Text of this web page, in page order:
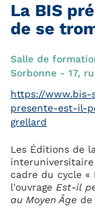
La BIS
de se
Salle de
Sorbonne - 17,
https://www.bis-
presente-est-il-
grellard
Les Éditions de
cadre du cycle «
l'ouvrage Est-il
au Moyen Âge de